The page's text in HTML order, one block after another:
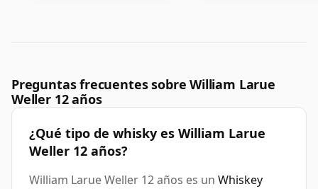
Preguntas frecuentes sobre William Larue
Weller 12 años
¿Qué tipo de whisky es William Larue
Weller 12 años?
William Larue Weller 12 años es un Whiskey